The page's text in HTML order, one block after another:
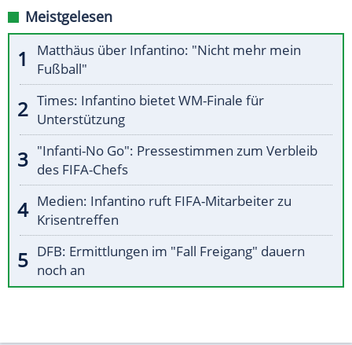
Meistgelesen
Matthäus über Infantino: "Nicht mehr mein
Fußball"
Times: Infantino bietet WM-Finale für
Unterstützung
"Infanti-No Go": Pressestimmen zum Verbleib
des FIFA-Chefs
Medien: Infantino ruft FIFA-Mitarbeiter zu
Krisentreffen
DFB: Ermittlungen im "Fall Freigang" dauern
noch an